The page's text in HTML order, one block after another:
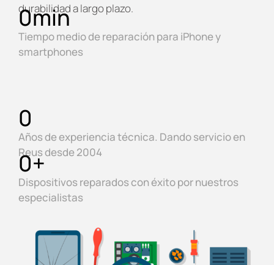
durabilidad a largo plazo.
Tiempo medio de reparación para iPhone y
smartphones
0min
Años de experiencia técnica. Dando servicio en
Reus desde 2004
0
Dispositivos reparados con éxito por nuestros
especialistas
0+